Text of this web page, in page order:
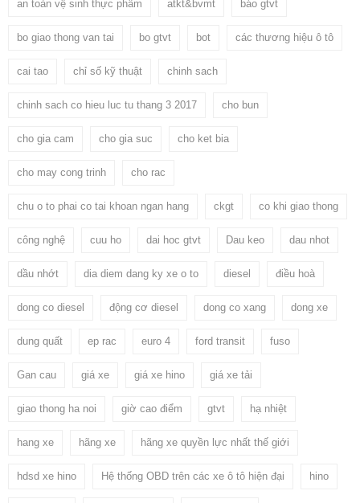
an toàn vệ sinh thực phẩm atkt&bvmt báo gtvt
bo giao thong van tai bo gtvt bot các thương hiệu ô tô
cai tao chỉ số kỹ thuật chinh sach
chinh sach co hieu luc tu thang 3 2017 cho bun
cho gia cam cho gia suc cho ket bia
cho may cong trinh cho rac
chu o to phai co tai khoan ngan hang ckgt co khi giao thong
công nghệ cuu ho dai hoc gtvt Dau keo dau nhot
dầu nhớt dia diem dang ky xe o to diesel điều hoà
dong co diesel động cơ diesel dong co xang dong xe
dung quất ep rac euro 4 ford transit fuso
Gan cau giá xe giá xe hino giá xe tải
giao thong ha noi giờ cao điểm gtvt hạ nhiệt
hang xe hãng xe hãng xe quyền lực nhất thế giới
hdsd xe hino Hệ thống OBD trên các xe ô tô hiện đại hino